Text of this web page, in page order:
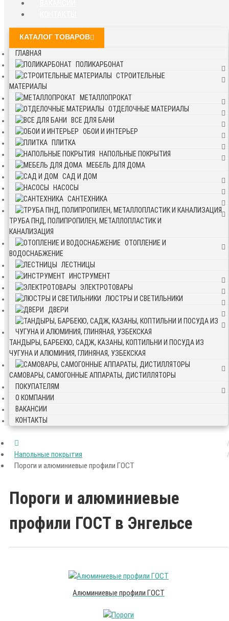
КАТАЛОГ ТОВАРОВ
ГЛАВНАЯ
ПОЛИКАРБОНАТ
СТРОИТЕЛЬНЫЕ
МАТЕРИАЛЫ
МЕТАЛЛОПРОКАТ
ОТДЕЛОЧНЫЕ МАТЕРИАЛЫ
ВСЕ ДЛЯ БАНИ
ОБОИ И ИНТЕРЬЕР
ПЛИТКА
НАПОЛЬНЫЕ ПОКРЫТИЯ
МЕБЕЛЬ ДЛЯ ДОМА
САД И ДОМ
НАСОСЫ
САНТЕХНИКА
ТРУБА ПНД, ПОЛИПРОПИЛЕН, МЕТАЛЛОПЛАСТИК И
КАНАЛИЗАЦИЯ
ОТОПЛЕНИЕ И
ВОДОСНАБЖЕНИЕ
ЛЕСТНИЦЫ
ИНСТРУМЕНТ
ЭЛЕКТРОТОВАРЫ
ЛЮСТРЫ И СВЕТИЛЬНИКИ
ДВЕРИ
ТАНДЫРЫ, БАРБЕКЮ, САДЖ, КАЗАНЫ, КОПТИЛЬНИ И ПОСУДА ИЗ
ЧУГУНА И АЛЮМИНИЯ, ГЛИНЯНАЯ, УЗБЕКСКАЯ
САМОВАРЫ, САМОГОННЫЕ АППАРАТЫ, ДИСТИЛЛЯТОРЫ
ПОКУПАТЕЛЯМ
О КОМПАНИИ
ВАКАНСИИ
КОНТАКТЫ
Напольные покрытия
Пороги и алюминиевые профили ГОСТ
Пороги и алюминиевые
профили ГОСТ в Энгельсе
Алюминиевые профили ГОСТ